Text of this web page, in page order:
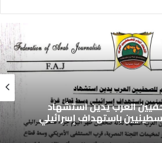
العرب يدين استشهاد
باستهداف إسرائيلي